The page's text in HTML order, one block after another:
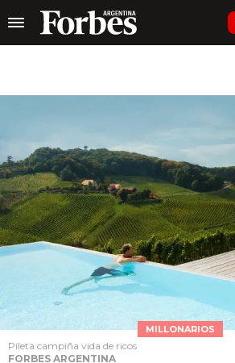
MILLONARIOS
Pileta campiña vida de ricos
FORBES ARGENTINA